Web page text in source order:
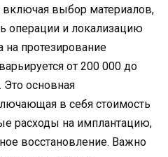
включая выбор материалов,
операции и локализацию
на протезирование
от 200 000 до
Это основная
в себя стоимость
расходы на имплантацию,
восстановление. Важно